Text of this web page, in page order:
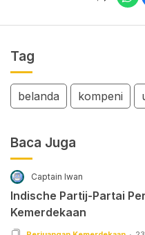
Tag
belanda kompeni
Baca Juga
Captain Iwan
Indische Partij-Partai
Kemerdekaan